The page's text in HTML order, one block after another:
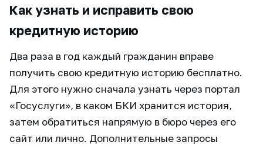
Как узнать и исправить свою
кредитную историю
Два раза в год каждый гражданин вправе
получить свою кредитную историю бесплатно.
Для этого нужно сначала узнать через портал
«Госуслуги», в каком БКИ хранится история,
затем обратиться напрямую в бюро через его
сайт или лично. Дополнительные запросы